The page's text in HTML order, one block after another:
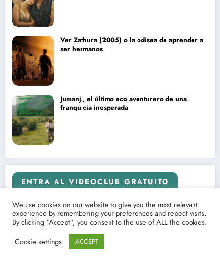
Ver Zathura (2005) o la odisea de aprender a
ser hermanos
Jumanji, el último eco aventurero de una
franquicia inesperada
ENTRA AL VIDEOCLUB GRATUITO
We use cookies on our website to give you the most relevant
experience by remembering your preferences and repeat visits.
By clicking “Accept”, you consent to the use of ALL the cookies.
Cookie settings
ACCEPT